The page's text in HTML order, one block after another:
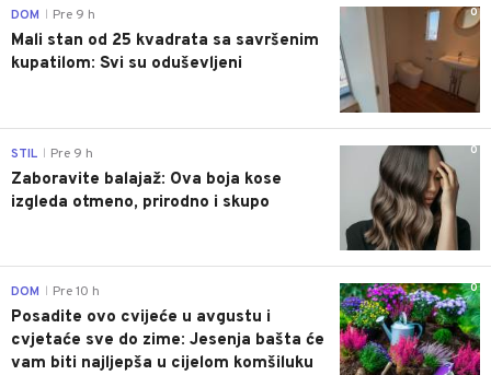
0
DOM Pre 9 h
Mali stan od 25 kvadrata sa savršenim
kupatilom: Svi su oduševljeni
0
STIL Pre 9 h
Zaboravite balajaž: Ova boja kose
izgleda otmeno, prirodno i skupo
0
DOM Pre 10 h
Posadite ovo cvijeće u avgustu i
cvjetaće sve do zime: Jesenja bašta će
vam biti najljepša u cijelom komšiluku